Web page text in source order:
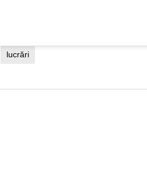
lucrări